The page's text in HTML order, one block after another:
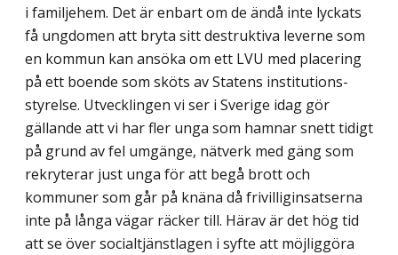
i familjehem. Det är enbart om de ändå inte lyckats
få ungdomen att bryta sitt destruktiva leverne som
en kommun kan ansöka om ett LVU med placering
på ett boende som sköts av Statens institutions­
styrelse. Utvecklingen vi ser i Sverige idag gör
gällande att vi har fler unga som hamnar snett tidigt
på grund av fel umgänge, nätverk med gäng som
rekryterar just unga för att begå brott och
kommuner som går på knäna då frivilliginsatserna
inte på långa vägar räcker till. Härav är det hög tid
att se över socialtjänstlagen i syfte att möjliggöra